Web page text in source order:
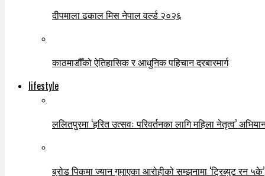
दीपमाला ढकाल मिस नेपाल वर्ल्ड २०२६
काठमाडौँको ऐतिहासिक र आधुनिक पहिचान दरबारमार्ग
lifestyle
ललितपुरमा ‘हरित उत्सवः परिवर्तनका लागि महिला नेतृत्व’
ब्रोड पिकमा ज्यान गुमाएका आरोहीको सम्झनामा ‘ट्रिब्युट रन ५के’